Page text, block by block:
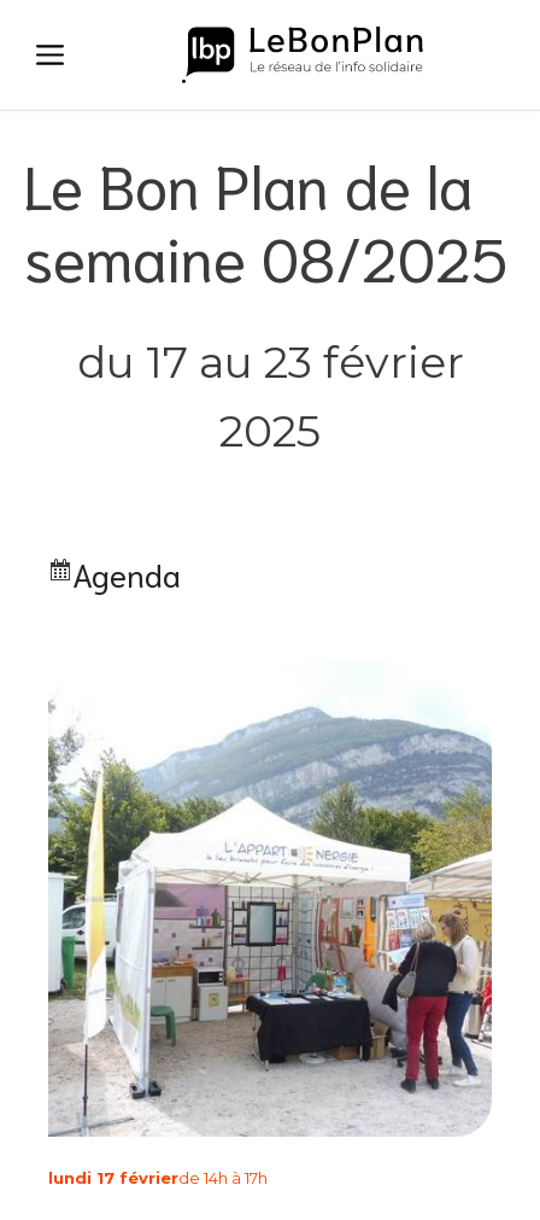
contenu
Le Bon Plan de la
semaine 08/2025
du 17 au 23 février
2025
Agenda
lundi 17 févrierde 14h à 17h